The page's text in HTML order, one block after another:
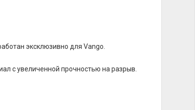
эксклюзивно для Vango.
с увеличенной прочностью на разрыв.